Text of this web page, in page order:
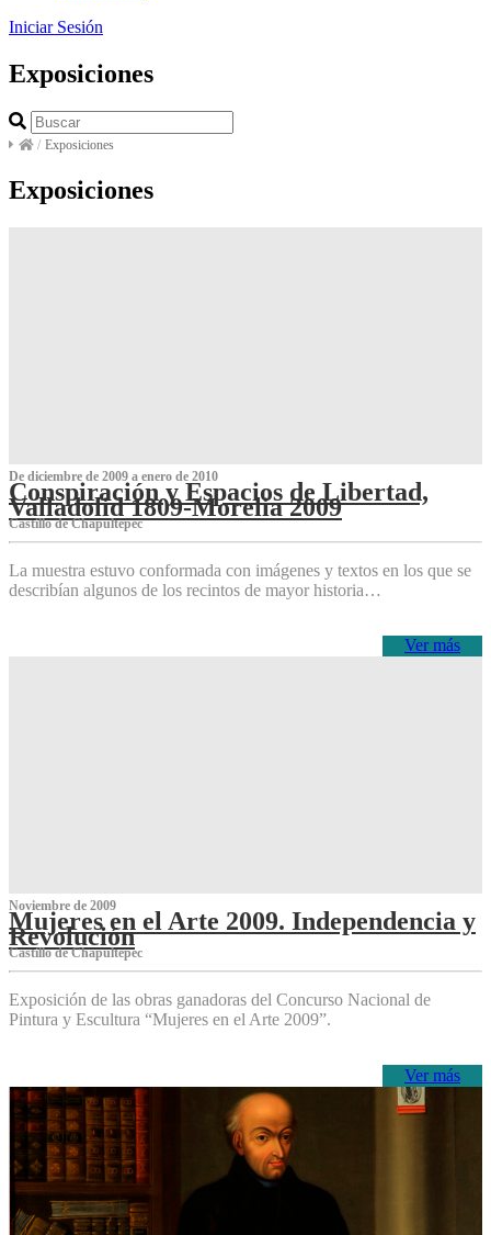
Iniciar Sesión
Exposiciones
/ Exposiciones
Exposiciones
De diciembre de 2009 a enero de 2010
Conspiración y Espacios de Libertad,
Valladolid 1809-Morelia 2009
Castillo de Chapultepec
La muestra estuvo conformada con imágenes y textos en los que se
describían algunos de los recintos de mayor historia…
Ver más
Noviembre de 2009
Mujeres en el Arte 2009. Independencia y
Revolución
Castillo de Chapultepec
Exposición de las obras ganadoras del Concurso Nacional de
Pintura y Escultura “Mujeres en el Arte 2009”.
Ver más